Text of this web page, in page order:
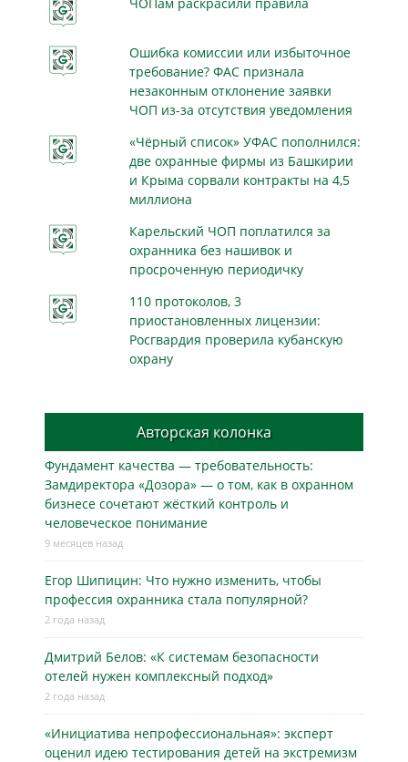
Ошибка комиссии или избыточное
требование? ФАС признала
незаконным отклонение заявки
ЧОП из-за отсутствия уведомления
«Чёрный список» УФАС пополнился:
две охранные фирмы из Башкирии
и Крыма сорвали контракты на 4,5
миллиона
Карельский ЧОП поплатился за
охранника без нашивок и
просроченную периодичку
110 протоколов, 3
приостановленных лицензии:
Росгвардия проверила кубанскую
охрану
Авторская колонка
Фундамент качества — требовательность:
Замдиректора «Дозора» — о том, как в охранном
бизнесe сочетают жёсткий контроль и
человеческое понимание
9 месяцев назад
Егор Шипицин: Что нужно изменить, чтобы
профессия охранника стала популярной?
2 года назад
Дмитрий Белов: «К системам безопасности
отелей нужен комплексный подход»
2 года назад
«Инициатива непрофессиональная»: эксперт
оценил идею тестирования детей на экстремизм